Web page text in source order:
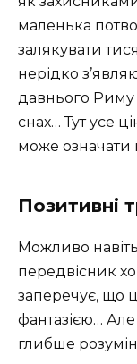
маленька
залякувати
нерідко
давнього Риму
снах… Тут усе
може означати
Позитивні
Можливо
передвісник
заперечує, що
фантазією… Але
глибше